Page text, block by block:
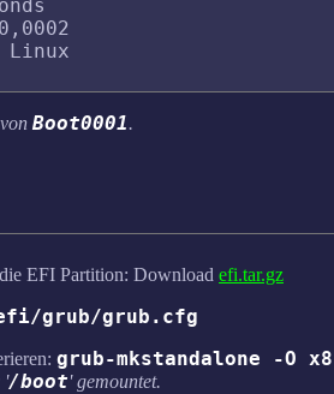
Linux
Boot0001.
EFI Partition: Download efi.tar.gz
grub/grub.cfg
grub-mkstandalone -O
'/boot' gemountet.